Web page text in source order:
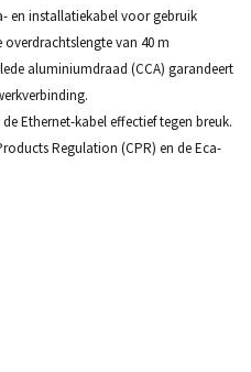
en installatiekabel voor gebruik
van 40 m
aluminiumdraad (CCA) garandeert
Ethernet-kabel effectief tegen breuk.
Regulation (CPR) en de Eca-